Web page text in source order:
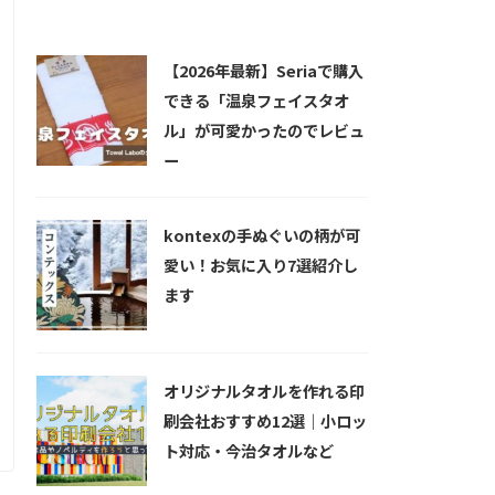
【2026年最新】Seriaで購入
できる「温泉フェイスタオ
ル」が可愛かったのでレビュ
ー
kontexの手ぬぐいの柄が可
愛い！お気に入り7選紹介し
ます
オリジナルタオルを作れる印
刷会社おすすめ12選｜小ロッ
ト対応・今治タオルなど